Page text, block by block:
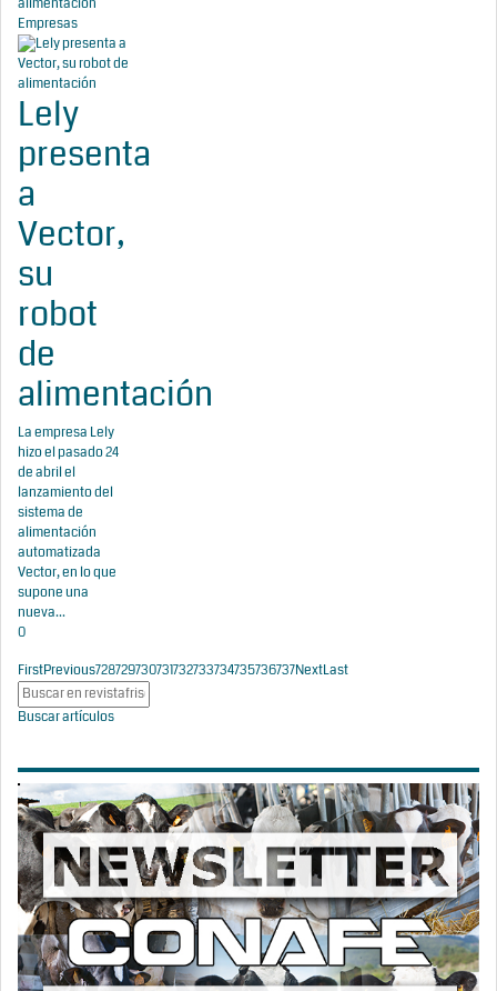
alimentación
Empresas
Lely
presenta
a
Vector,
su
robot
de
alimentación
La empresa Lely
hizo el pasado 24
de abril el
lanzamiento del
sistema de
alimentación
automatizada
Vector, en lo que
supone una
nueva...
0
FirstPrevious728729730731732733734735736737NextLast
Buscar artículos